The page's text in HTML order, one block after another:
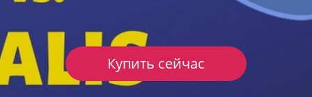
Купить сейчас